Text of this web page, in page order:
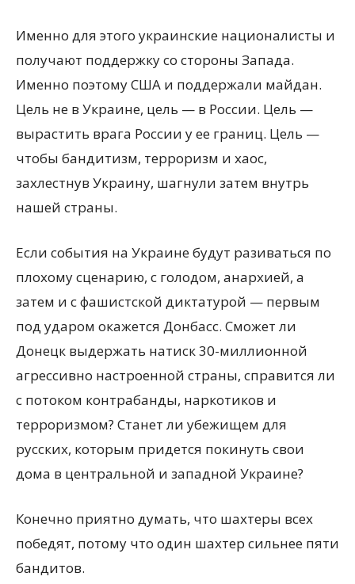
Именно для этого украинские националисты и
получают поддержку со стороны Запада.
Именно поэтому США и поддержали майдан.
Цель не в Украине, цель — в России. Цель —
вырастить врага России у ее границ. Цель —
чтобы бандитизм, терроризм и хаос,
захлестнув Украину, шагнули затем внутрь
нашей страны.
Если события на Украине будут разиваться по
плохому сценарию, с голодом, анархией, а
затем и с фашистской диктатурой — первым
под ударом окажется Донбасс. Сможет ли
Донецк выдержать натиск 30-миллионной
агрессивно настроенной страны, справится ли
с потоком контрабанды, наркотиков и
терроризмом? Станет ли убежищем для
русских, которым придется покинуть свои
дома в центральной и западной Украине?
Конечно приятно думать, что шахтеры всех
победят, потому что один шахтер сильнее пяти
бандитов.